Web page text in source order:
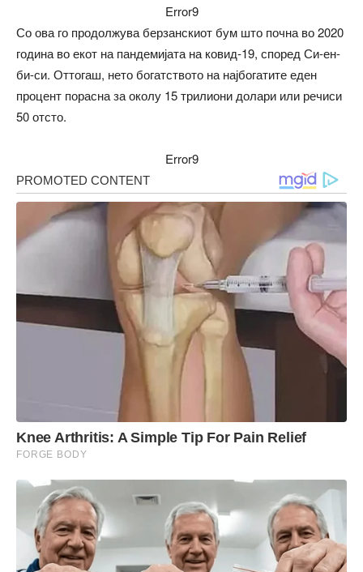
Error9
Со ова го продолжува берзанскиот бум што почна во 2020
година во екот на пандемијата на ковид-19, според Си-ен-
би-си. Оттогаш, нето богатството на најбогатите еден
процент порасна за околу 15 трилиони долари или речиси
50 отсто.
Error9